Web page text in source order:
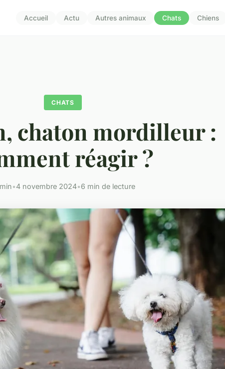
Accueil Actu Autres animaux Chats Chiens
CHATS
chaton mordilleur :
réagir ?
•4 novembre 2024•6 min de lecture